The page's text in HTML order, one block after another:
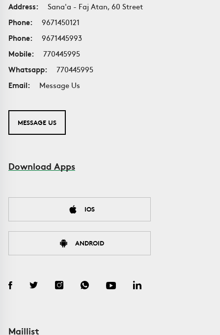
Address:
Sana'a - Faj Atan, 60 Street
Phone:
9671450121
Phone:
9671445993
Mobile:
770445995
Whatsapp:
770445995
Email:
Message Us
MESSAGE US
Download Apps
IOS
ANDROID
Maillist